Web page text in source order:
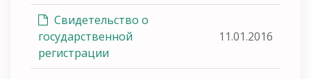
Свидетельство о
государственной
регистрации
11.01.2016